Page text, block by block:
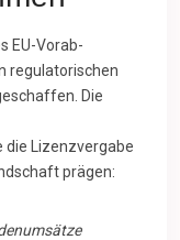
EU-Vorab-
regulatorischen
Die
Lizenzvergabe
prägen: